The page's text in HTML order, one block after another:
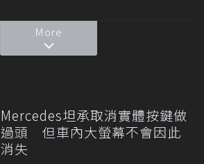
More
Mercedes坦承取消實體按鍵做
過頭 但車內大螢幕不會因此
消失